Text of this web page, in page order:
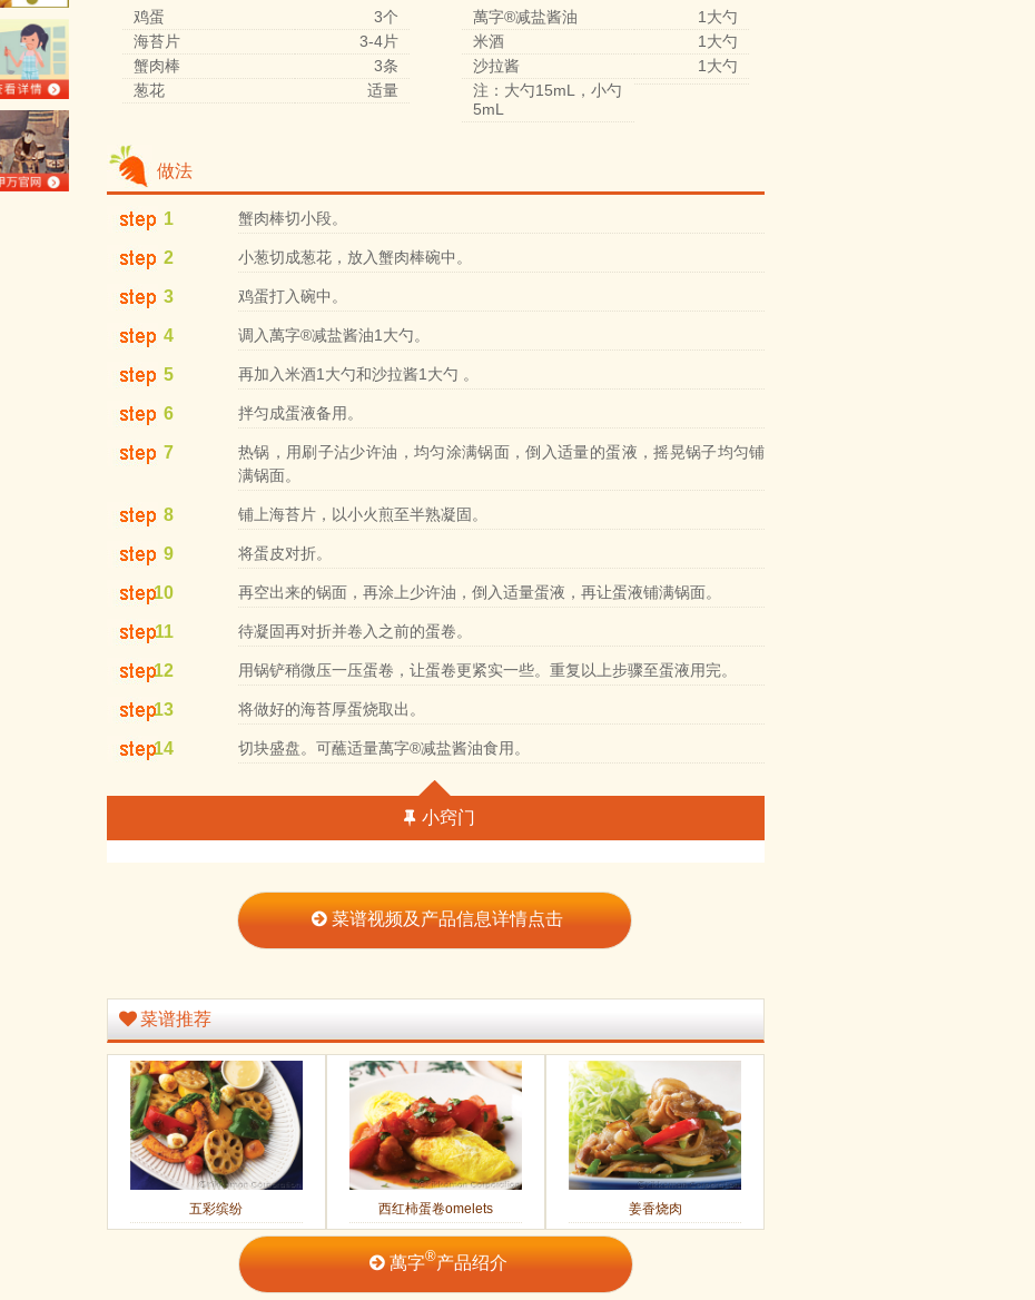
鸡蛋
3个
海苔片
3-4片
蟹肉棒
3条
葱花
适量
萬字®减盐酱油
1大勺
米酒
1大勺
沙拉酱
1大勺
注：大勺15mL，小勺
5mL
做法
1 蟹肉棒切小段。
2 小葱切成葱花，放入蟹肉棒碗中。
3 鸡蛋打入碗中。
4 调入萬字®减盐酱油1大勺。
5 再加入米酒1大勺和沙拉酱1大勺 。
6 拌匀成蛋液备用。
7
热锅，用刷子沾少许油，均匀涂满锅面，倒入适量的蛋液，摇晃锅子均匀铺
满锅面。
8 铺上海苔片，以小火煎至半熟凝固。
9 将蛋皮对折。
10 再空出来的锅面，再涂上少许油，倒入适量蛋液，再让蛋液铺满锅面。
11 待凝固再对折并卷入之前的蛋卷。
12 用锅铲稍微压一压蛋卷，让蛋卷更紧实一些。重复以上步骤至蛋液用完。
13 将做好的海苔厚蛋烧取出。
14 切块盛盘。可蘸适量萬字®减盐酱油食用。
小窍门
菜谱视频及产品信息详情点击
菜谱推荐
五彩缤纷 西红柿蛋卷omelets 姜香烧肉
萬字®产品绍介